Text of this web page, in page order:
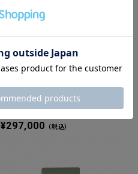
キャストールソファー1人掛 /
ブラック / マハラム
¥297,000 （税込）